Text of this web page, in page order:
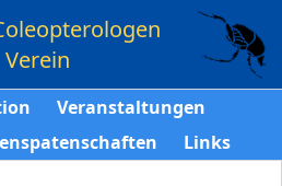
Verein
Veranstaltungen
Links